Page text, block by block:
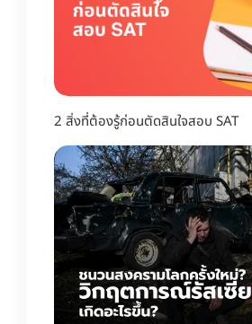
2 สิ่งที่ต้องรู้ก่อนตัดสินใจสอบ SAT